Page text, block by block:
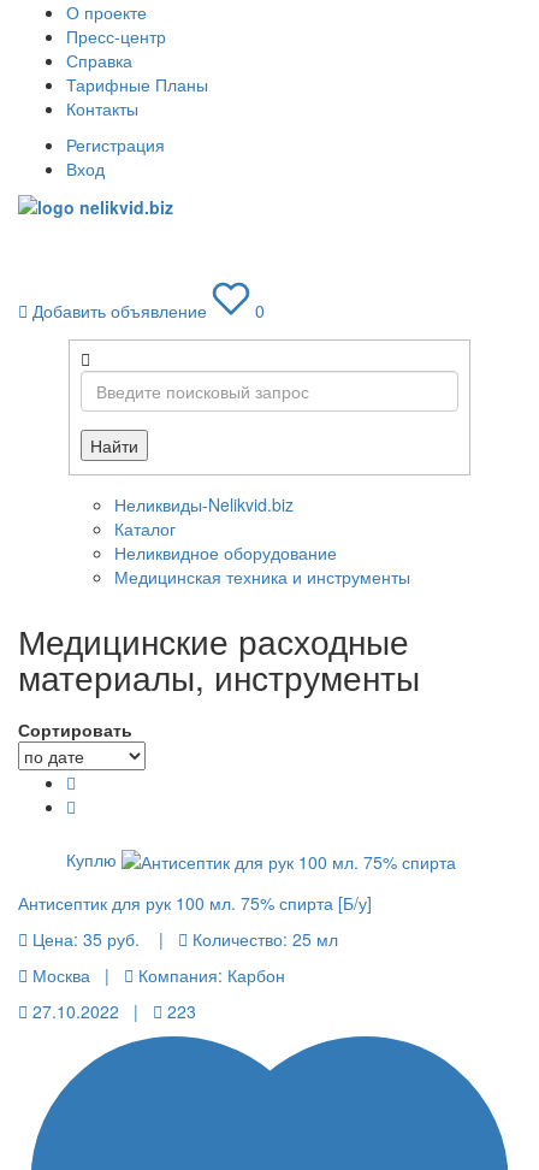
О проекте
Пресс-центр
Справка
Тарифные Планы
Контакты
Регистрация
Вход
Добавить объявление
0
Найти
Неликвиды-Nelikvid.biz
Каталог
Неликвидное оборудование
Медицинская техника и инструменты
Медицинские расходные
материалы, инструменты
Сортировать
Куплю
Антисептик для рук 100 мл. 75% спирта [Б/у]
Цена: 35 руб. | Количество: 25 мл
Москва |
Компания: Карбон
27.10.2022 |
223